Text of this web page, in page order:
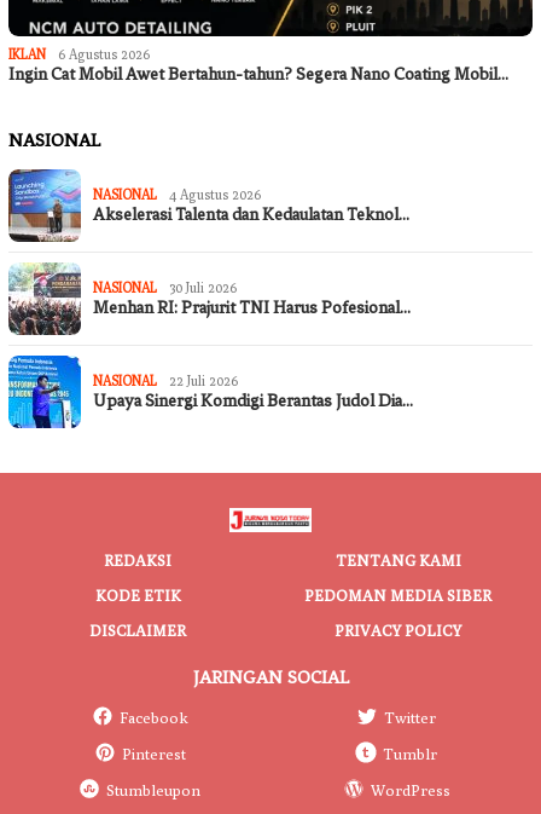
IKLAN 6 Agustus 2026
Ingin Cat Mobil Awet Bertahun-tahun? Segera Nano Coating Mobil…
NASIONAL
NASIONAL 4 Agustus 2026
Akselerasi Talenta dan Kedaulatan Teknol…
NASIONAL 30 Juli 2026
Menhan RI: Prajurit TNI Harus Pofesional…
NASIONAL 22 Juli 2026
Upaya Sinergi Komdigi Berantas Judol Dia…
REDAKSI
TENTANG KAMI
KODE ETIK
PEDOMAN MEDIA SIBER
DISCLAIMER
PRIVACY POLICY
JARINGAN SOCIAL
Facebook
Twitter
Pinterest
Tumblr
Stumbleupon
WordPress